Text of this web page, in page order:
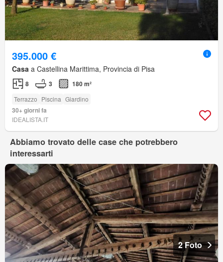
395.000 €
Casa a Castellina Marittima, Provincia di Pisa
8 3 180 m²
Terrazzo Piscina Giardino
30+ giorni fa
IDEALISTA.IT
Abbiamo trovato delle case che potrebbero
interessarti
2 Foto